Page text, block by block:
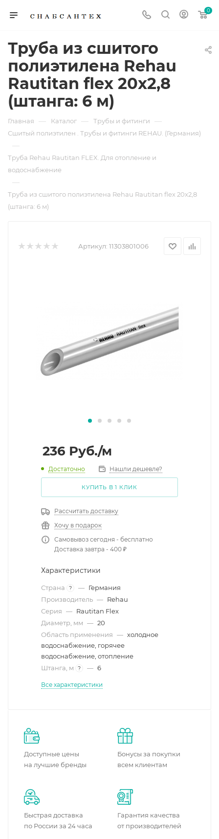
0
Труба из сшитого
полиэтилена Rehau
Rautitan flex 20x2,8
(штанга: 6 м)
Главная — Каталог — Трубы и фитинги —
Сшитый полиэтилен . Трубы и фитинги REHAU. (Германия)
—
Труба Rehau Rautitan FLEX. Для отопление и
водоснабжение
—
Труба из сшитого полиэтилена Rehau Rautitan flex 20x2,8
(штанга: 6 м)
Артикул: 11303801006
236 Руб./м
Достаточно Нашли дешевле?
КУПИТЬ В 1 КЛИК
Рассчитать доставку
Хочу в подарок
Самовывоз сегодня - бесплатно
Доставка завтра - 400 ₽
Характеристики
Страна ? — Германия
Производитель — Rehau
Серия — Rautitan Flex
Диаметр, мм — 20
Область применения — холодное
водоснабжение, горячее
водоснабжение, отопление
Штанга, м
? — 6
Все характеристики
Доступные цены
на лучшие бренды
Бонусы за покупки
всем клиентам
Быстрая доставка
по России за 24 часа
Гарантия качества
от производителей